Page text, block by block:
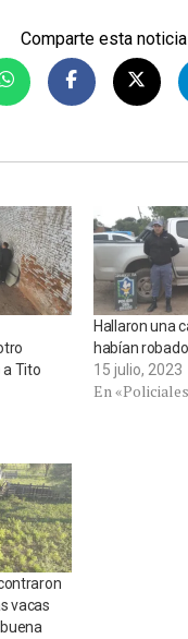
Comparte esta noticia
a Tito
Hallaron una
habían robado
15 julio, 2023
En
vacas